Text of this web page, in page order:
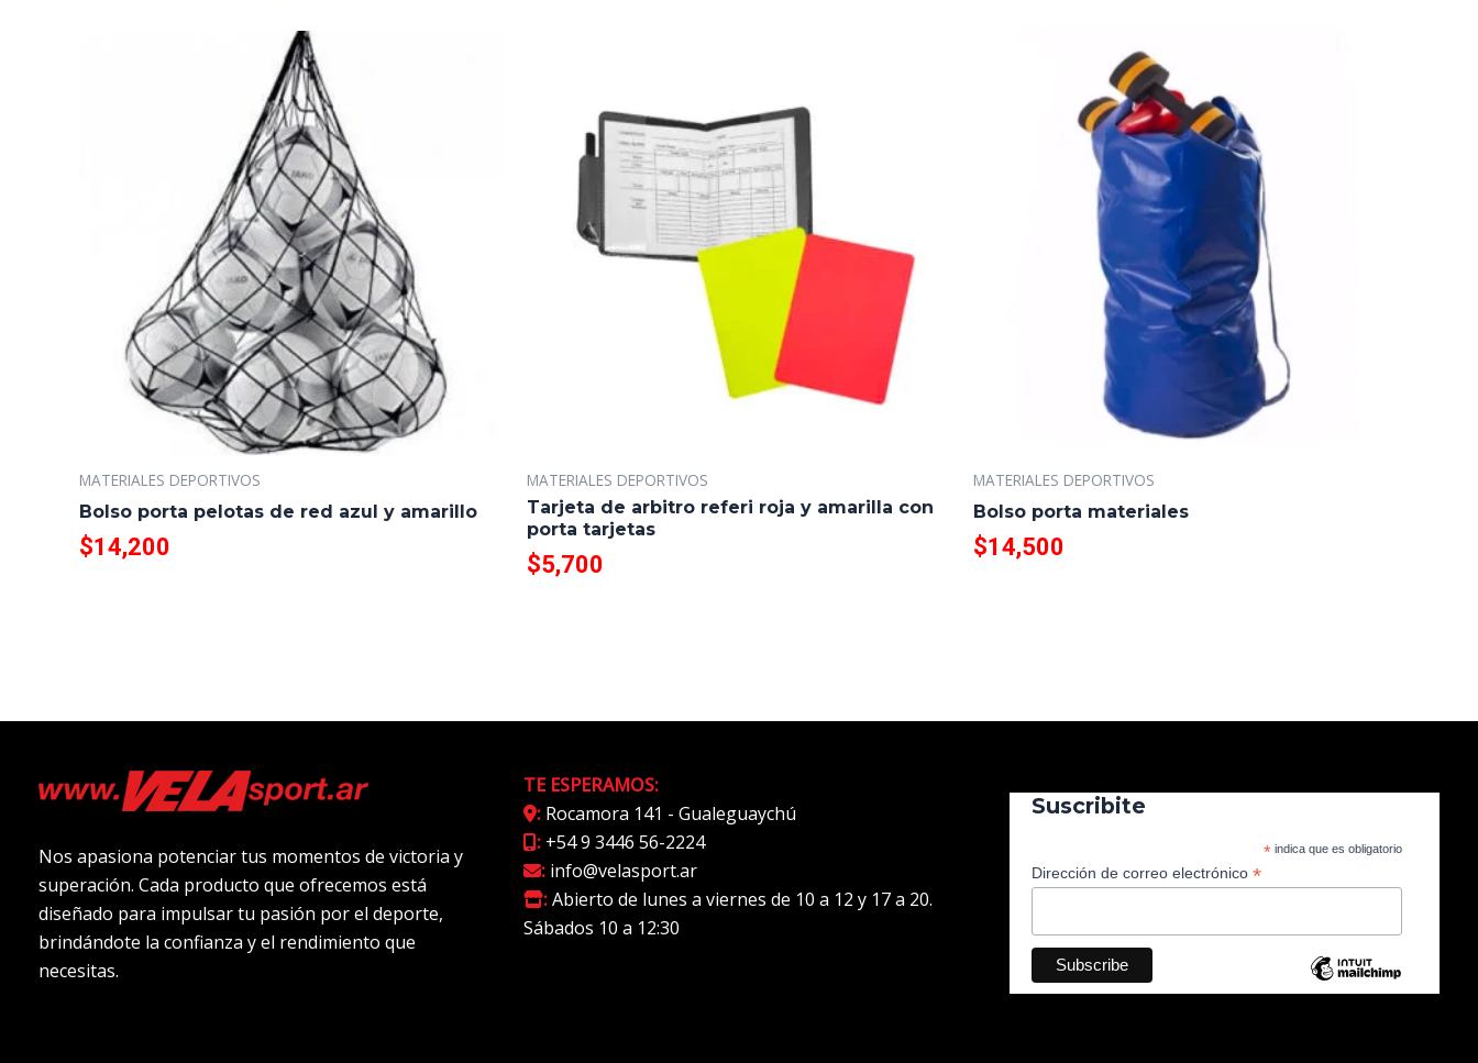
MATERIALES DEPORTIVOS
Bolso porta pelotas de red azul y amarillo
$14,200
MATERIALES DEPORTIVOS
Tarjeta de arbitro referi roja y amarilla con
porta tarjetas
$5,700
MATERIALES DEPORTIVOS
Bolso porta materiales
$14,500
Nos apasiona potenciar tus momentos de victoria y
superación. Cada producto que ofrecemos está
diseñado para impulsar tu pasión por el deporte,
brindándote la confianza y el rendimiento que
necesitas.
TE ESPERAMOS:
: Rocamora 141 - Gualeguaychú
: +54 9 3446 56-2224
: info@velasport.ar
:Abierto de lunes a viernes de 10 a 12 y 17 a 20.
Sábados 10 a 12:30
Suscribite
*indica que es obligatorio
Dirección de correo electrónico *